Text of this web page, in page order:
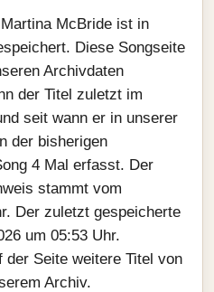
McBride ist in
Diese Songseite
Archivdaten
der Titel zuletzt im
seit wann er in unserer
der bisherigen
4 Mal erfasst. Der
stammt vom
Der zuletzt gespeicherte
um 05:53 Uhr.
Seite weitere Titel von
Archiv.